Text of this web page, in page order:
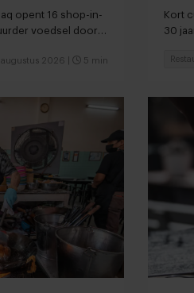
opent 16 shop-in-
voedsel door
2026 5 min
Kort
30